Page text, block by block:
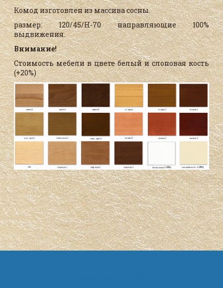
Комод изготовлен из массива сосны.
размер: 120/45/Н-70 направляющие 100%
выдвижения.
Внимание!
Стоимость мебели в цвете белый и слоновая кость
(+20%)